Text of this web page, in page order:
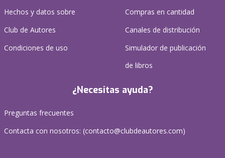
Hechos y datos sobre
Club de Autores
Condiciones de uso
Compras en cantidad
Canales de distribución
Simulador de publicación
de libros
¿Necesitas ayuda?
Preguntas frecuentes
Contacta con nosotros: (contacto@clubdeautores.com)